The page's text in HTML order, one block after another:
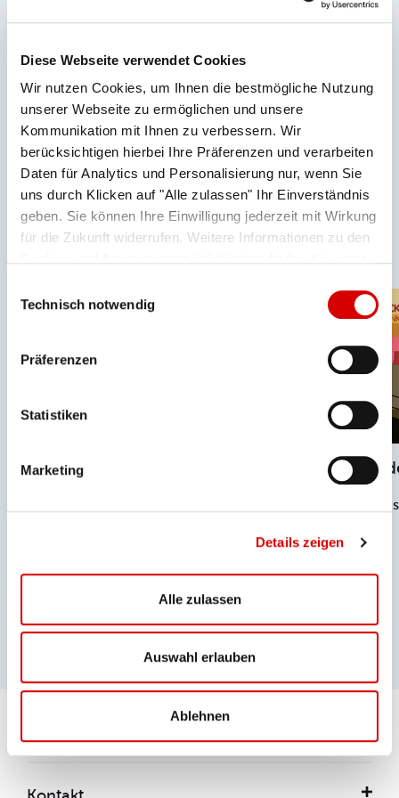
Diese Webseite verwendet Cookies
Wir nutzen Cookies, um Ihnen die bestmögliche Nutzung
unserer Webseite zu ermöglichen und unsere
Kommunikation mit Ihnen zu verbessern. Wir
berücksichtigen hierbei Ihre Präferenzen und verarbeiten
Daten für Analytics und Personalisierung nur, wenn Sie
uns durch Klicken auf "Alle zulassen" Ihr Einverständnis
geben. Sie können Ihre Einwilligung jederzeit mit Wirkung
für die Zukunft widerrufen. Weitere Informationen zu den
Technisch notwendig
Präferenzen
Statistiken
Marketing
Details zeigen
Alle zulassen
Auswahl erlauben
Ablehnen
Veranstaltungen
im Überblick
Gesellige, kulturelle und kulinarische
Veranstaltungen am Wank, auf der Zugspitze und im
Gebiet Garmisch-Classic.
Early Bird zur Zugspitze Frühstück auf
Täglich von April